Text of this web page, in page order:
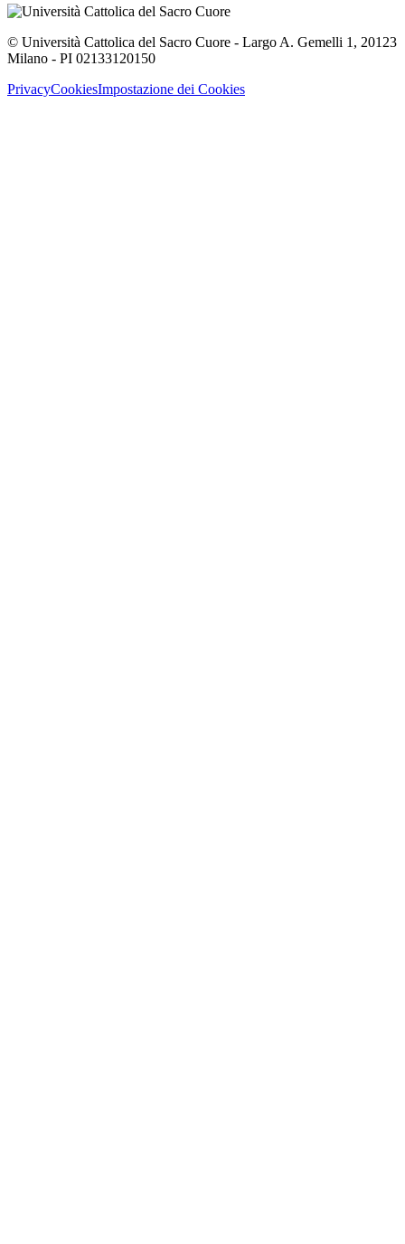
© Università Cattolica del Sacro Cuore - Largo A. Gemelli 1, 20123
Milano - PI 02133120150
PrivacyCookiesImpostazione dei Cookies